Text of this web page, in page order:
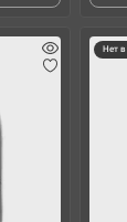
Нет в